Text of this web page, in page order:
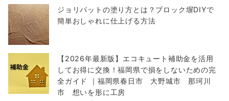
ジョリパットの塗り方とは？ブロック塀DIYで
簡単おしゃれに仕上げる方法
【2026年最新版】エコキュート補助金を活用
してお得に交換！福岡県で損をしないための完
全ガイド ｜福岡県春日市 大野城市 那珂川
市 想いを形に工房